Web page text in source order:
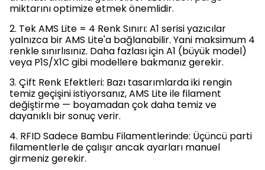
miktarını optimize etmek önemlidir.
2. Tek AMS Lite = 4 Renk Sınırı: A1 serisi yazıcılar
yalnızca bir AMS Lite'a bağlanabilir. Yani maksimum 4
renkle sınırlısınız. Daha fazlası için A1 (büyük model)
veya P1S/X1C gibi modellere bakmanız gerekir.
3. Çift Renk Efektleri: Bazı tasarımlarda iki rengin
temiz geçişini istiyorsanız, AMS Lite ile filament
değiştirme — boyamadan çok daha temiz ve
dayanıklı bir sonuç verir.
4. RFID Sadece Bambu Filamentlerinde: Üçüncü parti
filamentlerle de çalışır ancak ayarları manuel
girmeniz gerekir.